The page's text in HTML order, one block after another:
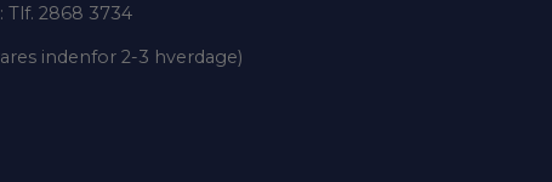
2868 3734
indenfor 2-3 hverdage)